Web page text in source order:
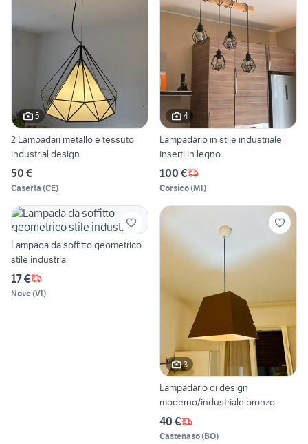
5
2 Lampadari metallo e tessuto
industrial design
50 €
Caserta (CE)
4
Lampadario in stile industriale
inserti in legno
100 €
Corsico(MI)
Lampada da soffitto geometrico
stile industrial
17 €
Nove(VI)
3
Lampadario di design
moderno/industriale bronzo
40 €
Castenaso(BO)